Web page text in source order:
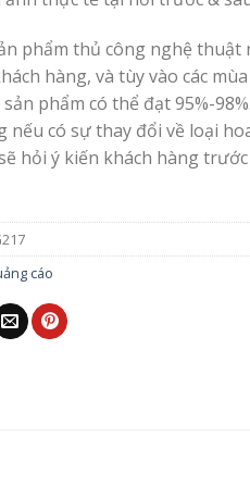
phẩm thủ công nghệ thuật
hàng, và tùy vào các
phẩm có thể đạt 95%-
nếu có sự thay đổi về loại
hỏi ý kiến khách hàng
cáo